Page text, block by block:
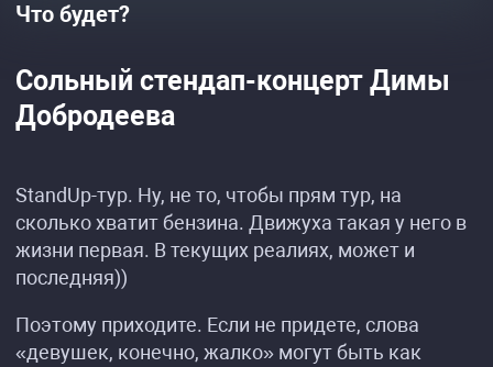
Что будет?
Сольный стендап-концерт Димы
Добродеева
StandUp-тур. Ну, не то, чтобы прям тур, на
сколько хватит бензина. Движуха такая у него в
жизни первая. В текущих реалиях, может и
последняя))
Поэтому приходите. Если не придете, слова
«девушек, конечно, жалко» могут быть как